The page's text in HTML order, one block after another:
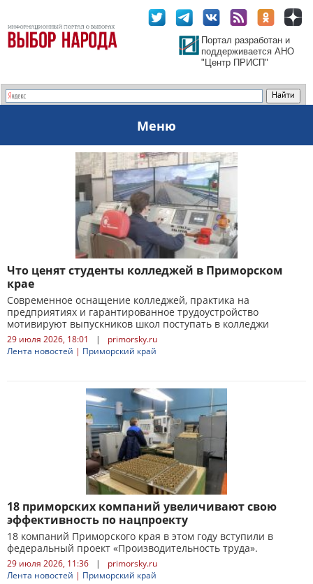
Портал разработан и
поддерживается АНО
"Центр ПРИСП"
Меню
Что ценят студенты колледжей в Приморском
крае
Современное оснащение колледжей, практика на
предприятиях и гарантированное трудоустройство
мотивируют выпускников школ поступать в колледжи
29 июля 2026, 18:01 |
primorsky.ru
Лента новостей | Приморский край
18 приморских компаний увеличивают свою
эффективность по нацпроекту
18 компаний Приморского края в этом году вступили в
федеральный проект «Производительность труда».
29 июля 2026, 11:36 |
primorsky.ru
Лента новостей | Приморский край